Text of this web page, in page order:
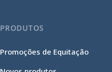
PRODUTOS
Promoções de Equitação